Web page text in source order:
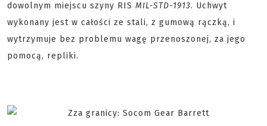
dowolnym miejscu szyny RIS MIL-STD-1913. Uchwyt
wykonany jest w całości ze stali, z gumową rączką, i
wytrzymuje bez problemu wagę przenoszonej, za jego
pomocą, repliki.